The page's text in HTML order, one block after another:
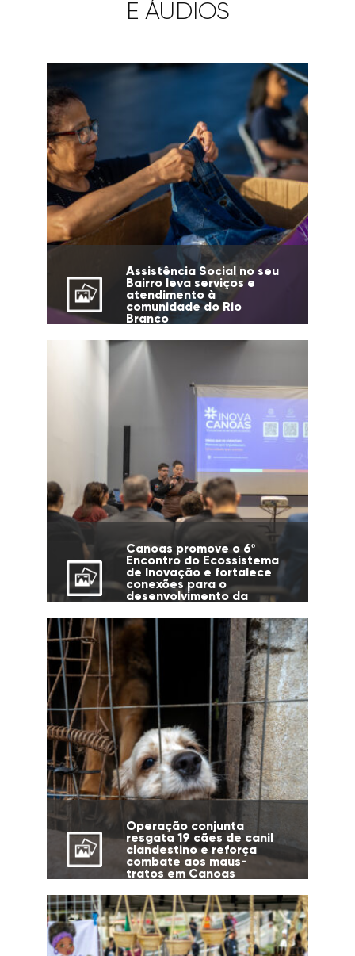
E ÁUDIOS
Assistência Social no seu
Bairro leva serviços e
atendimento à
comunidade do Rio
Branco
Canoas promove o 6º
Encontro do Ecossistema
de Inovação e fortalece
conexões para o
desenvolvimento da
Operação conjunta
resgata 19 cães de canil
clandestino e reforça
combate aos maus-
tratos em Canoas